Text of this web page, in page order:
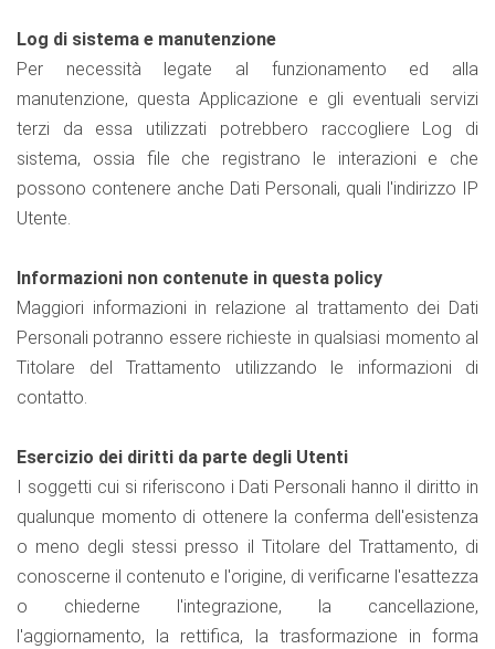
Log di sistema e manutenzione
Per necessità legate al funzionamento ed alla
manutenzione, questa Applicazione e gli eventuali servizi
terzi da essa utilizzati potrebbero raccogliere Log di
sistema, ossia file che registrano le interazioni e che
possono contenere anche Dati Personali, quali l'indirizzo IP
Utente.
Informazioni non contenute in questa policy
Maggiori informazioni in relazione al trattamento dei Dati
Personali potranno essere richieste in qualsiasi momento al
Titolare del Trattamento utilizzando le informazioni di
contatto.
Esercizio dei diritti da parte degli Utenti
I soggetti cui si riferiscono i Dati Personali hanno il diritto in
qualunque momento di ottenere la conferma dell'esistenza
o meno degli stessi presso il Titolare del Trattamento, di
conoscerne il contenuto e l'origine, di verificarne l'esattezza
o chiederne l'integrazione, la cancellazione,
l'aggiornamento, la rettifica, la trasformazione in forma